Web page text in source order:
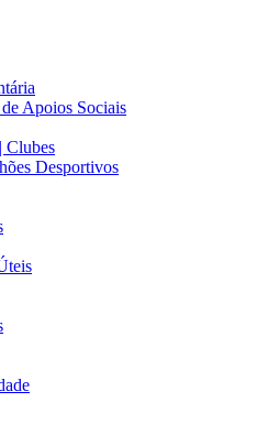
Apoios Sociais
Clubes
Desportivos